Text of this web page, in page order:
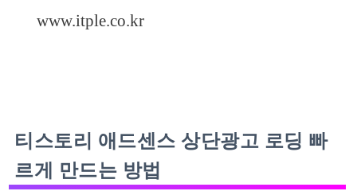
www.itple.co.kr
티스토리 애드센스 상단광고 로딩 빠
르게 만드는 방법